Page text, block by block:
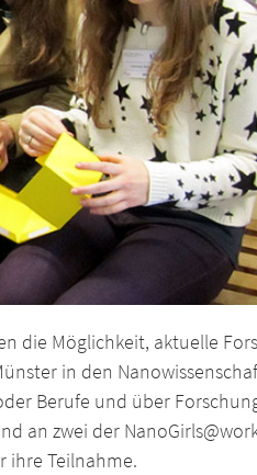
die Möglichkeit, aktuelle
in den
Berufe und über
an zwei der
ihre Teilnahme.